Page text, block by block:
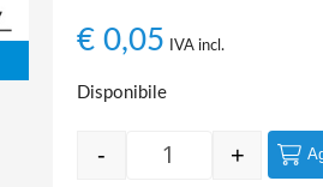
€0,05 IVA incl.
Disponibile
Quantity
- +